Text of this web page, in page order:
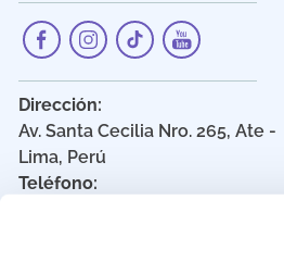
Dirección:
Av. Santa Cecilia Nro. 265, Ate -
Lima, Perú
Teléfono: